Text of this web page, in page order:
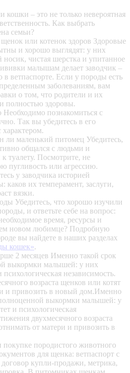
кошки – это не только невероятная
Как выбрать
семьи?
щенок или котенок здоров Здоровые
и хорошо выглядят: у них
носик, чистая шерстка и упитанное
малышам делает заводчик –
в ветпаспорте. Если у породы есть
заболеваниям, вам
о том, что родители и их
полностью здоровы.
Необходимо познакомиться с
Так вы убедитесь в его
характером.
ли маленький питомец Убедитесь,
общался с людьми и
туалету. Посмотрите, не
пугливость или агрессию.
у заводчика историей
каков их темперамент, заслуги,
вязки.
Убедитесь, что хорошо изучили
и ответьте себе на вопрос:
время, ресурсы и
новом любимце? Подробную
вы найдете в наших разделах
кошек».
2 месяцев Именно такой срок
выкормки малышей: у них
независимость.
возраста щенков или котят
и привозить в новый дом.Именно
полноценной выкормки малышей: у
и психологическая
двухмесячного возраста
от матери и привозить в
породистого животного
для щенка: ветпаспорт с
купли-продажи, метрика,